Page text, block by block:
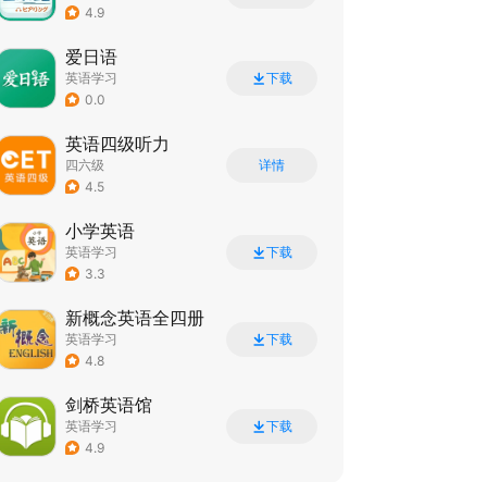
4.9
爱日语
英语学习
0.0
下载
英语四级听力
四六级
4.5
详情
小学英语
英语学习
3.3
下载
新概念英语全四册
英语学习
4.8
下载
剑桥英语馆
英语学习
4.9
下载